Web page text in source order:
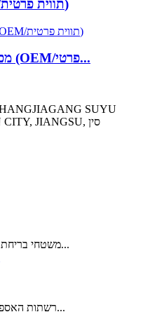
מכנסי פרימיום למבוגרים (OEM/תווית פרטית)
מכנסיים למבוגרים עם ספיגה גבוהה (OEM/פרטי...
INDUSTRY PARK, SUQIAN CITY, JIANGSU, סין
YOFOKE משטחי בריחת שתן, נותנים לאנשים...
רשתות האספקה ​​של משבר האנרגיה של סין הן...